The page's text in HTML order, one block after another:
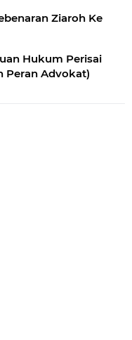
Ziaroh Ke
Hukum Perisai
Peran Advokat)